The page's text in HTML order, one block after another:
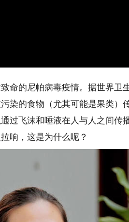
的尼帕病毒疫情。据世界卫
染的食物（尤其可能是果类）
过飞沫和唾液在人与人之间传
，这是为什么呢？